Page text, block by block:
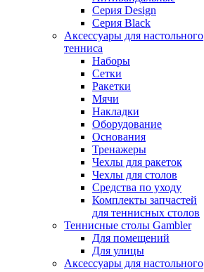
Серия Design
Серия Black
Аксессуары для настольного
тенниса
Наборы
Сетки
Ракетки
Мячи
Накладки
Оборудование
Основания
Тренажеры
Чехлы для ракеток
Чехлы для столов
Средства по уходу
Комплекты запчастей
для теннисных столов
Теннисные столы Gambler
Для помещений
Для улицы
Аксессуары для настольного